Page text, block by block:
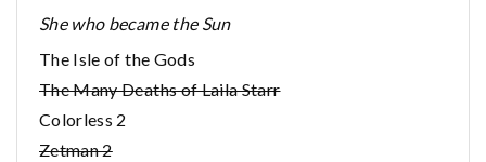
She who became the Sun
The Isle of the Gods
The Many Deaths of Laila Starr
Colorless 2
Zetman 2